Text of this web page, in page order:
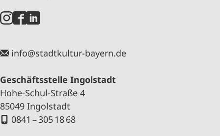
info@stadtkultur-bayern.de
Geschäftsstelle Ingolstadt
Hohe-Schul-Straße 4
85049 Ingolstadt
0841 – 305 18 68